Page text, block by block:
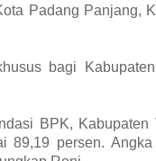
Padang Panjang,
bagi
BPK,
89,19 persen.